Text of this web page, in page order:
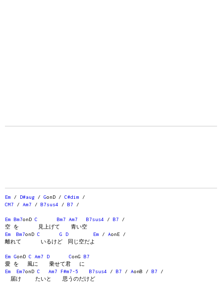
Em / D#aug / GonD / C#dim /
CM7 / Am7 / B7sus4 / B7 /
Em Bm7onD C Bm7 Am7 B7sus4 / B7 /
空 を 見上げて 青い空
Em
Bm7onD C G D Em / AonE /
離れて いるけど 同じ空だよ
Em GonD C Am7 D ConG B7
愛 を 風に 乗せて君 に
Em
Em7onD C Am7 F#m7-5 B7sus4 / B7 / AonB / B7 /
届け たいと 思うのだけど